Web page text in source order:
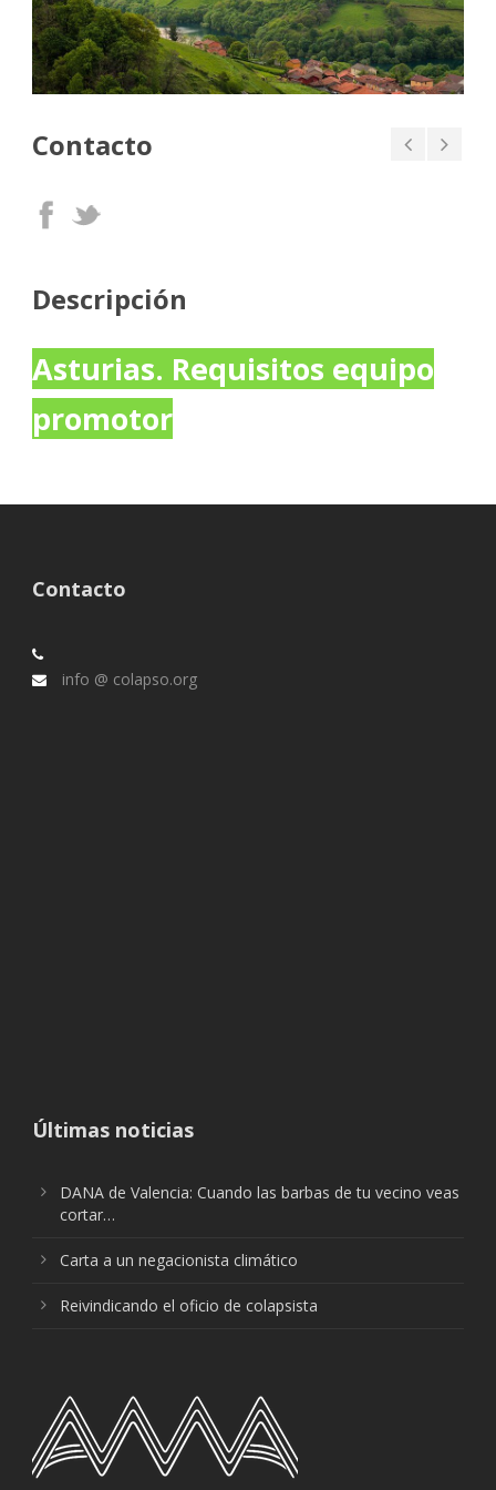
Contacto
Descripción
Asturias. Requisitos equipo
promotor
Contacto
info @ colapso.org
Últimas noticias
DANA de Valencia: Cuando las barbas de tu vecino veas
cortar…
Carta a un negacionista climático
Reivindicando el oficio de colapsista